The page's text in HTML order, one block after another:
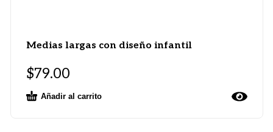
Medias largas con diseño infantil
$79.00
Añadir al carrito